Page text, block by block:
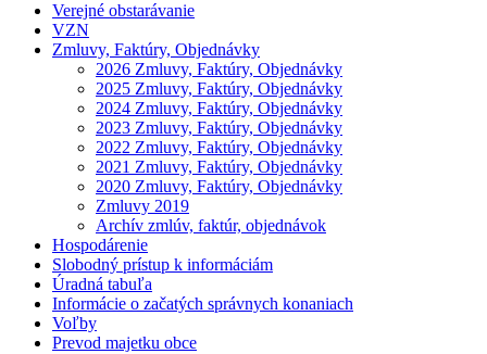
Verejné obstarávanie
VZN
Zmluvy, Faktúry, Objednávky
2026 Zmluvy, Faktúry, Objednávky
2025 Zmluvy, Faktúry, Objednávky
2024 Zmluvy, Faktúry, Objednávky
2023 Zmluvy, Faktúry, Objednávky
2022 Zmluvy, Faktúry, Objednávky
2021 Zmluvy, Faktúry, Objednávky
2020 Zmluvy, Faktúry, Objednávky
Zmluvy 2019
Archív zmlúv, faktúr, objednávok
Hospodárenie
Slobodný prístup k informáciám
Úradná tabuľa
Informácie o začatých správnych konaniach
Voľby
Prevod majetku obce